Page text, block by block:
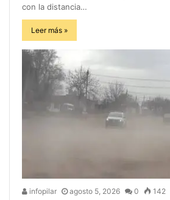
con la distancia…
Leer más »
infopilar agosto 5, 2026 0 142